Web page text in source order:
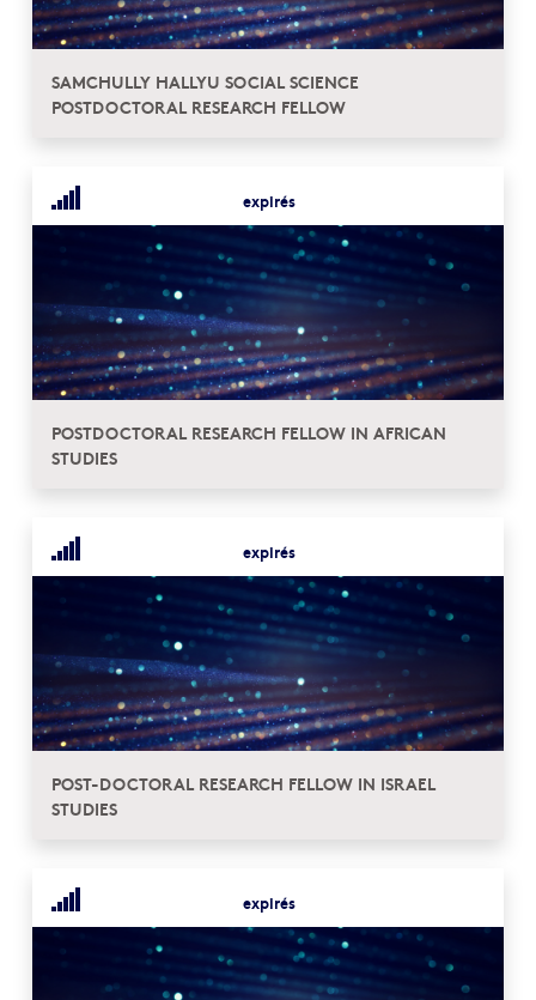
SAMCHULLY HALLYU SOCIAL SCIENCE
POSTDOCTORAL RESEARCH FELLOW
expirés
POSTDOCTORAL RESEARCH FELLOW IN AFRICAN
STUDIES
expirés
POST-DOCTORAL RESEARCH FELLOW IN ISRAEL
STUDIES
expirés